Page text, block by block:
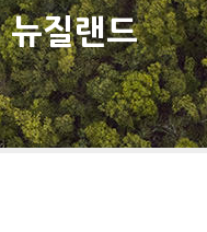
뉴질랜드